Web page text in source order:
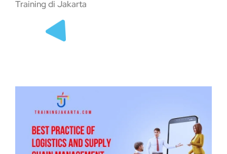
Training di Jakarta